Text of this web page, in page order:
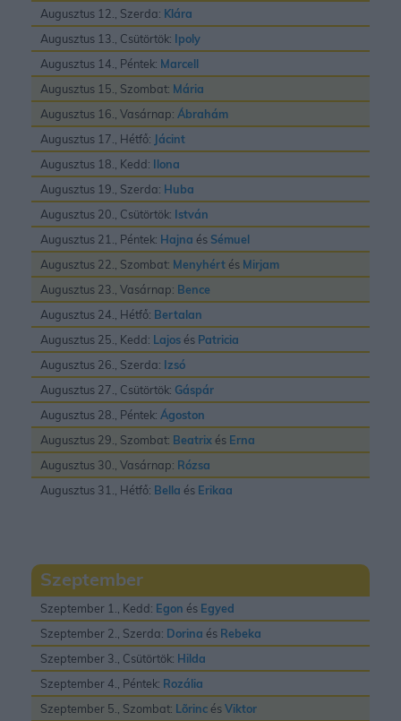
Augusztus 12., Szerda: Klára
Augusztus 13., Csütörtök: Ipoly
Augusztus 14., Péntek: Marcell
Augusztus 15., Szombat: Mária
Augusztus 16., Vasárnap: Ábrahám
Augusztus 17., Hétfő: Jácint
Augusztus 18., Kedd: Ilona
Augusztus 19., Szerda: Huba
Augusztus 20., Csütörtök: István
Augusztus 21., Péntek: Hajna és Sémuel
Augusztus 22., Szombat: Menyhért és Mirjam
Augusztus 23., Vasárnap: Bence
Augusztus 24., Hétfő: Bertalan
Augusztus 25., Kedd: Lajos és Patricia
Augusztus 26., Szerda: Izsó
Augusztus 27., Csütörtök: Gáspár
Augusztus 28., Péntek: Ágoston
Augusztus 29., Szombat: Beatrix és Erna
Augusztus 30., Vasárnap: Rózsa
Augusztus 31., Hétfő: Bella és Erikaa
Szeptember
Szeptember 1., Kedd: Egon és Egyed
Szeptember 2., Szerda: Dorina és Rebeka
Szeptember 3., Csütörtök: Hilda
Szeptember 4., Péntek: Rozália
Szeptember 5., Szombat: Lõrinc ésViktor